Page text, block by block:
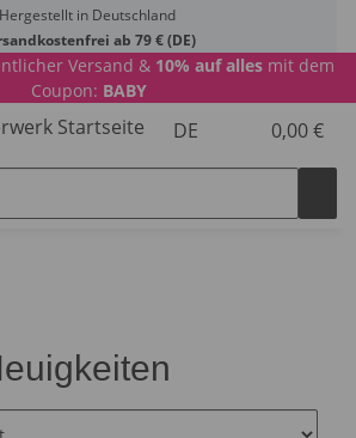
Hergestellt in Deutschland
ab 79 € (DE)
Versand & 10% auf alles mit dem
Coupon: BABY
DE 0,00 €